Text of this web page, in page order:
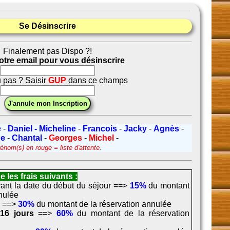
Se Désinscrire
Finalement pas Dispo ?!
email pour vous désinscrire
pas ? Saisir GUP dans ce champs
- Daniel - Micheline - Francois- Jacky- Agnès-
-Chantal -Georges - Michel-
en rouge = liste d'attente.
les frais suivants :
la date du début du séjour ==> 15%du montant
==>30% du montant de la réservation annulée
jours==> 60%du montant de la réservation